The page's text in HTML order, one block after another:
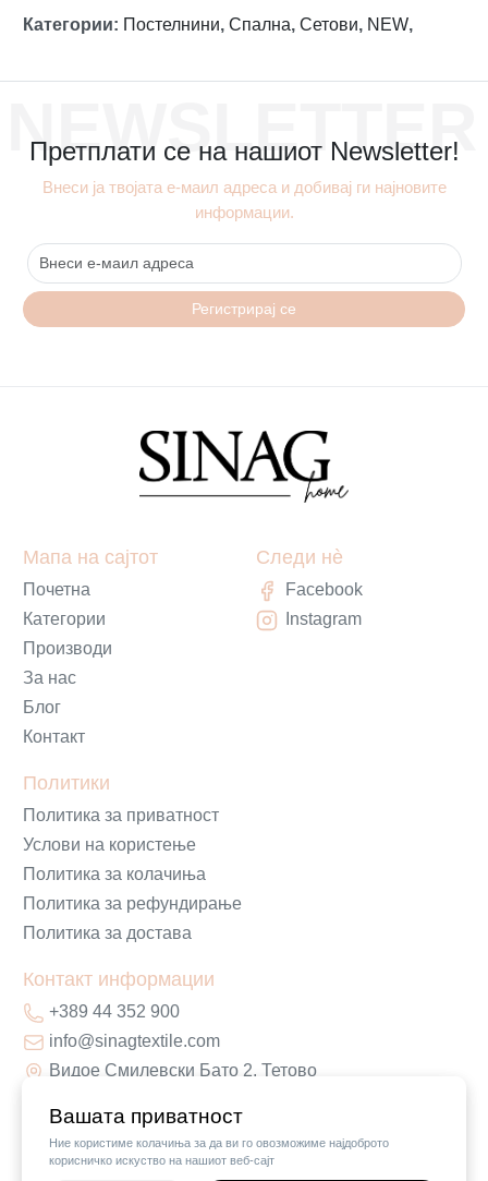
Вашата приватност
Ние користиме колачиња за да ви го овозможиме најдоброто
корисничко искуство на нашиот веб-сајт
Категории: Постелнини, Спална, Сетови, NEW,
NEWSLETTER
Претплати се на нашиот Newsletter!
Внеси ја твојата е-маил адреса и добивај ги најновите
информации.
Регистрирај се
Мапа на сајтот
Почетна
Категории
Производи
За нас
Блог
Контакт
Политики
Политика за приватност
Услови на користење
Политика за колачиња
Политика за рефундирање
Политика за достава
Контакт информации
+389 44 352 900
info@sinagtextile.com
Видое Смилевски Бато 2, Тетово
Следи нè
Facebook
Instagram